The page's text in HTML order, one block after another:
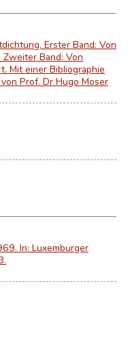
Erster Band: Von
Band: Von
Mit einer Bibliographie
Prof. Dr Hugo Moser
In: Luxemburger